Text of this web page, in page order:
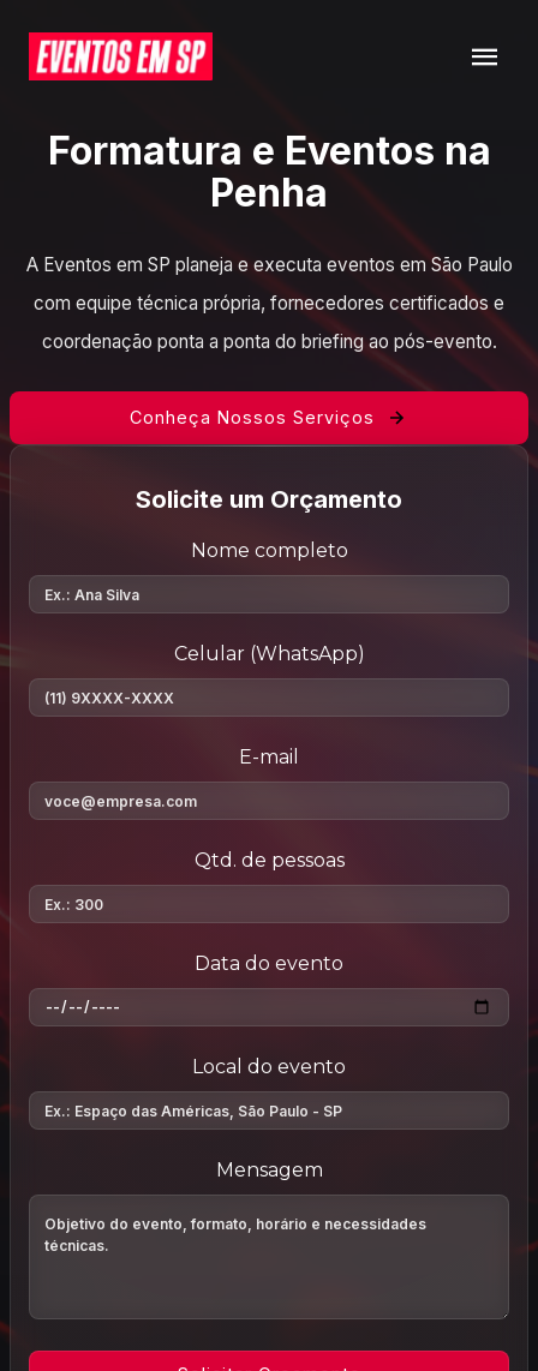
Formatura e Eventos na
Penha
A Eventos em SP planeja e executa eventos em São Paulo
com equipe técnica própria, fornecedores certificados e
coordenação ponta a ponta do briefing ao pós-evento.
Conheça Nossos Serviços
Solicite um Orçamento
Nome completo
Celular (WhatsApp)
E-mail
Qtd. de pessoas
Data do evento
Local do evento
Mensagem